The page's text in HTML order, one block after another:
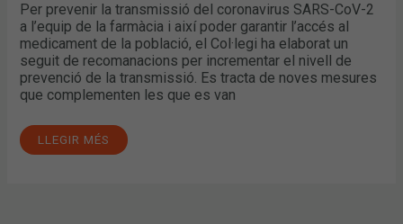
Per prevenir la transmissió del coronavirus SARS-CoV-2
a l’equip de la farmàcia i així poder garantir l’accés al
medicament de la població, el Col·legi ha elaborat un
seguit de recomanacions per incrementar el nivell de
prevenció de la transmissió. Es tracta de noves mesures
que complementen les que es van
LLEGIR MÉS